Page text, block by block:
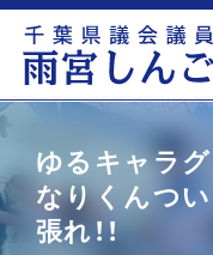
ゆるキャラ
なりくんつい
張れ！！